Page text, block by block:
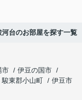
河台のお部屋を探す一覧
市
伊豆の国市
駿東郡小山町
伊豆市